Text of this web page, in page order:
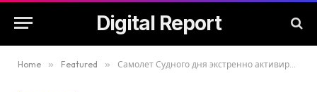
Digital Report
Home » Featured » Самолет Судного дня экстренно активирован в США